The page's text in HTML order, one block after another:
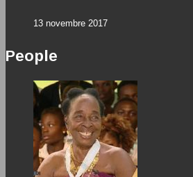
13 novembre 2017
People